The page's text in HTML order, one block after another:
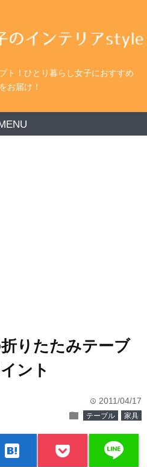
ト！ひとり暮らし女子におすすめ
お届け！
りたたみテーブ
ント
time 2011/04/17
folder テーブル 家具
hatenabookmark line